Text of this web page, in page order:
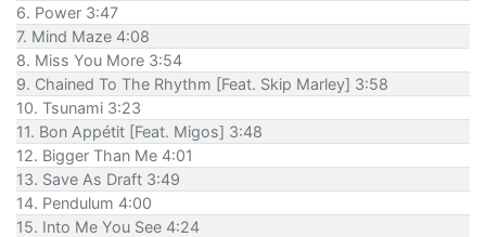
6. Power 3:47
7. Mind Maze 4:08
8. Miss You More 3:54
9. Chained To The Rhythm [Feat. Skip Marley] 3:58
10. Tsunami 3:23
11. Bon Appétit [Feat. Migos] 3:48
12. Bigger Than Me 4:01
13. Save As Draft 3:49
14. Pendulum 4:00
15. Into Me You See 4:24